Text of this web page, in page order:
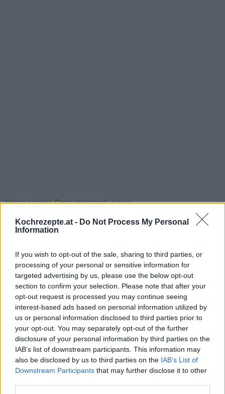
Kochrezepte.at - Do Not Process My Personal
Information
If you wish to opt-out of the sale, sharing to third parties, or
processing of your personal or sensitive information for
targeted advertising by us, please use the below opt-out
section to confirm your selection. Please note that after your
opt-out request is processed you may continue seeing
interest-based ads based on personal information utilized by
us or personal information disclosed to third parties prior to
your opt-out. You may separately opt-out of the further
disclosure of your personal information by third parties on the
IAB’s list of downstream participants. This information may
also be disclosed by us to third parties on the IAB’s List of
Downstream Participants that may further disclose it to other
Interessante Rezeptsammlungen
Backrezepte Eier Rezepte Frühstück Rezepte
Kinder
Rezepte/ Kleingebäck Rezepte
Rezepte
Ähnliche Rezepte
Windräder aus Blätterteig
Leicht
Puddingschnecken
Leicht